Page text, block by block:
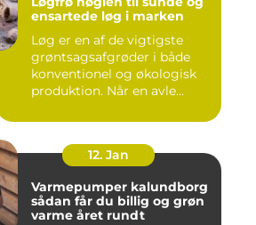
ensartede løg i marken
Løg er en af de vigtigste
grøntsagsafgrøder i både
konventionel og økologisk
produktion. Når en avle...
12. Jan
Varmepumper kalundborg
sådan får du billig og grøn
varme året rundt